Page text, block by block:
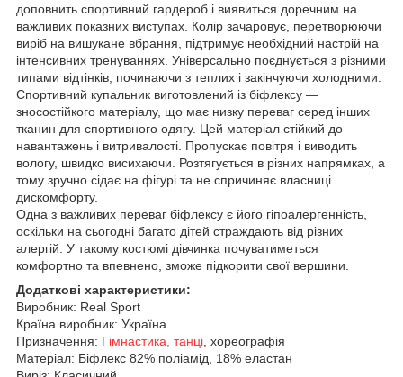
доповнить спортивний гардероб і виявиться доречним на
важливих показних виступах. Колір зачаровує, перетворюючи
виріб на вишукане вбрання, підтримує необхідний настрій на
інтенсивних тренуваннях. Універсально поєднується з різними
типами відтінків, починаючи з теплих і закінчуючи холодними.
Спортивний купальник виготовлений із біфлексу —
зносостійкого матеріалу, що має низку переваг серед інших
тканин для спортивного одягу. Цей матеріал стійкий до
навантажень і витривалості. Пропускає повітря і виводить
вологу, швидко висихаючи. Розтягується в різних напрямках, а
тому зручно сідає на фігурі та не спричиняє власниці
дискомфорту.
Одна з важливих переваг біфлексу є його гіпоалергенність,
оскільки на сьогодні багато дітей страждають від різних
алергій. У такому костюмі дівчинка почуватиметься
комфортно та впевнено, зможе підкорити свої вершини.
Додаткові характеристики:
Виробник: Real Sport
Країна виробник: Україна
Призначення: Гімнастика, танці , хореографія
Матеріал: Біфлекс 82% поліамід, 18% еластан